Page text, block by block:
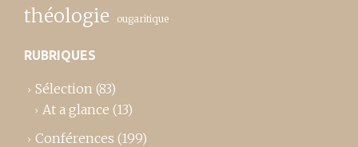
théologie ougaritique
RUBRIQUES
Sélection (83)
At a glance (13)
Conférences (199)